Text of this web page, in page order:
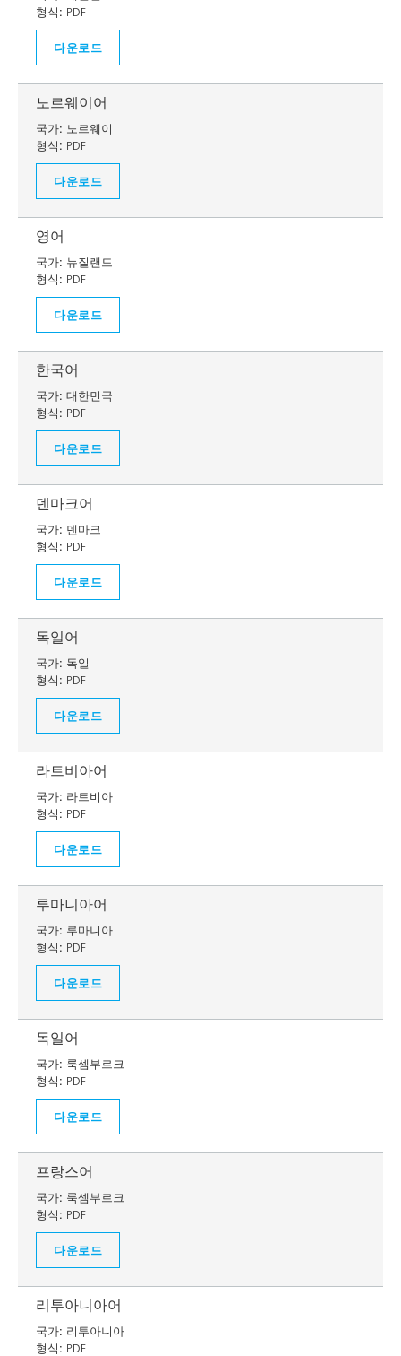
형식: PDF
다운로드
노르웨이어
국가: 노르웨이
형식: PDF
다운로드
영어
국가: 뉴질랜드
형식: PDF
다운로드
한국어
국가: 대한민국
형식: PDF
다운로드
덴마크어
국가: 덴마크
형식: PDF
다운로드
독일어
국가: 독일
형식: PDF
다운로드
라트비아어
국가: 라트비아
형식: PDF
다운로드
루마니아어
국가: 루마니아
형식: PDF
다운로드
독일어
국가: 룩셈부르크
형식: PDF
다운로드
프랑스어
국가: 룩셈부르크
형식: PDF
다운로드
리투아니아어
국가: 리투아니아
형식: PDF